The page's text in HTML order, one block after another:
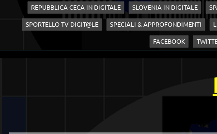
REPUBBLICA CECA IN DIGITALE SLOVENIA IN DIGITALE
SPORTELLO TV DIGIT@LE SPECIALI & APPROFONDIMENTI
FACEBOOK